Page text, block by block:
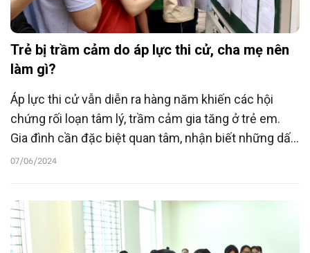
Trẻ bị trầm cảm do áp lực thi cử, cha mẹ nên
làm gì?
Áp lực thi cử vẫn diễn ra hàng năm khiến các hội
chứng rối loạn tâm lý, trầm cảm gia tăng ở trẻ em.
Gia đình cần đặc biệt quan tâm, nhận biết những dấu
hiệu trầm cảm ở trẻ để can hiệp kịp thời.
07/06/2024